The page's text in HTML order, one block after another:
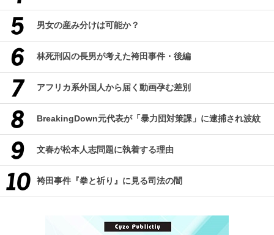
男女の産み分けは可能か？
林死刑囚の長男が考えた袴田事件・後編
アフリカ系外国人から届く動画孕む差別
BreakingDown元代表が「暴力団対策課」に逮捕され波紋
文春が松本人志問題に執着する理由
袴田事件『拳と祈り』に見る司法の闇